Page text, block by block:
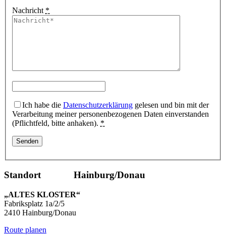
Nachricht *
Ich habe die Datenschutzerklärung gelesen und bin mit der
Verarbeitung meiner personenbezogenen Daten einverstanden
(Pflichtfeld, bitte anhaken). *
Standort Hainburg/Donau
„ALTES KLOSTER“
Fabriksplatz 1a/2/5
2410 Hainburg/Donau
Route planen